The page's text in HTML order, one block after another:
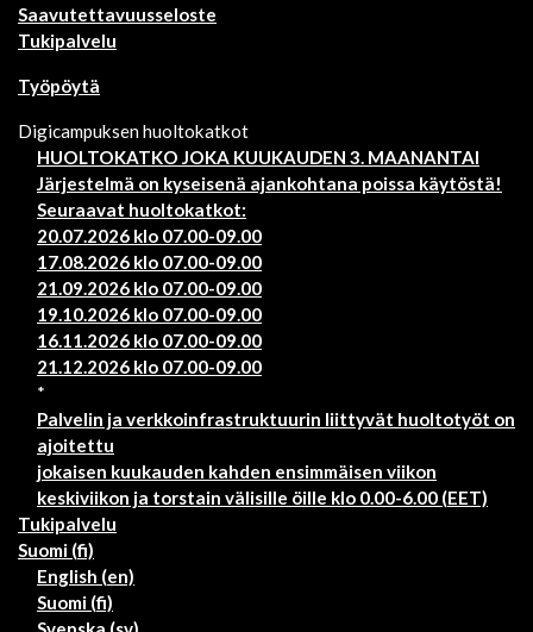
Saavutettavuusseloste
Tukipalvelu
Työpöytä
Digicampuksen huoltokatkot
HUOLTOKATKO JOKA KUUKAUDEN 3. MAANANTAI
Järjestelmä on kyseisenä ajankohtana poissa käytöstä!
Seuraavat huoltokatkot:
20.07.2026 klo 07.00-09.00
17.08.2026 klo 07.00-09.00
21.09.2026 klo 07.00-09.00
19.10.2026 klo 07.00-09.00
16.11.2026 klo 07.00-09.00
21.12.2026 klo 07.00-09.00
*
Palvelin ja verkkoinfrastruktuurin liittyvät huoltotyöt on
ajoitettu
jokaisen kuukauden kahden ensimmäisen viikon
keskiviikon ja torstain välisille öille klo 0.00-6.00 (EET)
Tukipalvelu
Suomi ‎(fi)‎
English ‎(en)‎
Suomi ‎(fi)‎